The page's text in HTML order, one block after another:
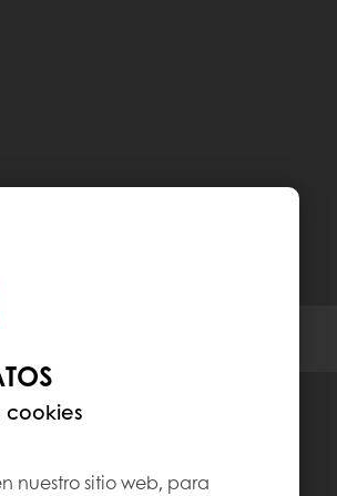
cookies
nuestro sitio web, para